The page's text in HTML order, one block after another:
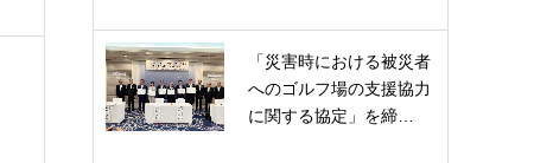
「災害時における被災者
へのゴルフ場の支援協力
に関する協定」を締…